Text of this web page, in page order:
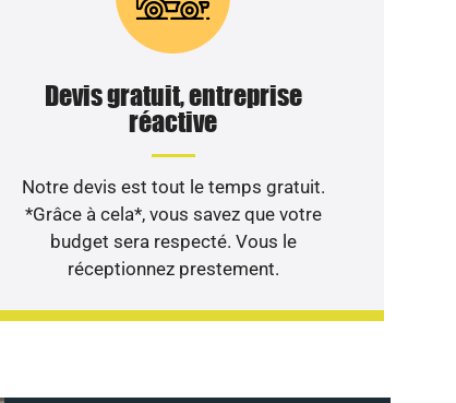
Devis gratuit, entreprise
réactive
Notre devis est tout le temps gratuit.
*Grâce à cela*, vous savez que votre
budget sera respecté. Vous le
réceptionnez prestement.